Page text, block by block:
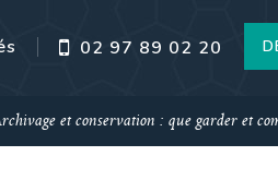
02 97 89 02 20
et conservation : que garder et